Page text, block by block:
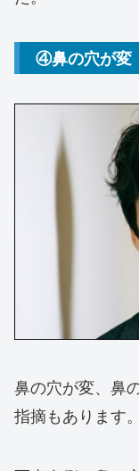
④鼻の穴が変
鼻の穴が変、鼻
指摘もあります。